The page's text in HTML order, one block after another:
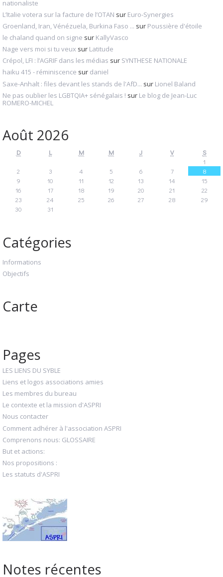
nationaliste
L’Italie votera sur la facture de l’OTAN sur Euro-Synergies
Groenland, Iran, Vénézuela, Burkina Faso ... sur Poussière d'étoile
le chaland quand on signe sur KallyVasco
Nage vers moi si tu veux sur Latitude
Crépol, LFI : l’AGRIF dans les médias sur SYNTHESE NATIONALE
haiku 415 - réminiscence sur daniel
Saxe-Anhalt : files devant les stands de l'AfD... sur Lionel Baland
Ne pas oublier les LGBTQIA+ sénégalais ! sur Le blog de Jean-Luc
ROMERO-MICHEL
Août 2026
D L M M J V
S
1
2
3 4 5 6 7
8
9
10 11 12 13 14
15
16
17 18 19 20 21
22
23
24 25 26 27 28
29
30
31
Catégories
Informations
Objectifs
Carte
Pages
LES LIENS DU SYBLE
Liens et logos associations amies
Les membres du bureau
Le contexte et la mission d'ASPRI
Nous contacter
Comment adhérer à l'association ASPRI
Comprenons nous: GLOSSAIRE
But et actions:
Nos propositions :
Les statuts d'ASPRI
Notes récentes